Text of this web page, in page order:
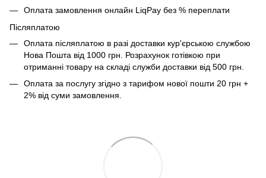
Оплата замовлення онлайн LiqPay без % переплати
Післяплатою
Оплата післяплатою в разі доставки кур'єрською службою
Нова Пошта від 1000 грн. Розрахунок готівкою при
отриманні товару на складі служби доставки від 500 грн.
Оплата за послугу згідно з тарифом нової пошти 20 грн +
2% від суми замовлення.